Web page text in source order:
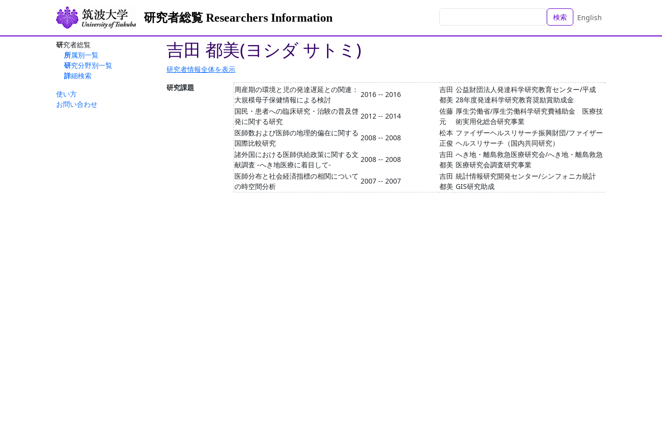
研究者総覧 Researchers Information 検索 English
研究者総覧
所属別一覧
研究分野別一覧
詳細検索
使い方
お問い合わせ
吉田 都美(ヨシダ サトミ)
研究者情報全体を表示
研究課題
周産期の環境と児の発達遅延との関連：
大規模母子保健情報による検討
2016 -- 2016
吉田
都美
公益財団法人発達科学研究教育センター/平成
28年度発達科学研究教育奨励賞助成金
国民・患者への臨床研究・治験の普及啓
発に関する研究
2012 -- 2014
佐藤
元
厚生労働省/厚生労働科学研究費補助金 医療技
術実用化総合研究事業
医師数および医師の地理的偏在に関する
国際比較研究
2008 -- 2008
松本
正俊
ファイザーヘルスリサーチ振興財団/ファイザー
ヘルスリサーチ（国内共同研究）
諸外国における医師供給政策に関する文
献調査 ‐へき地医療に着目して‐
2008 -- 2008
吉田
都美
へき地・離島救急医療研究会/へき地・離島救急
医療研究会調査研究事業
医師分布と社会経済指標の相関について
の時空間分析
2007 -- 2007
吉田
都美
統計情報研究開発センター/シンフォニカ統計
GIS研究助成